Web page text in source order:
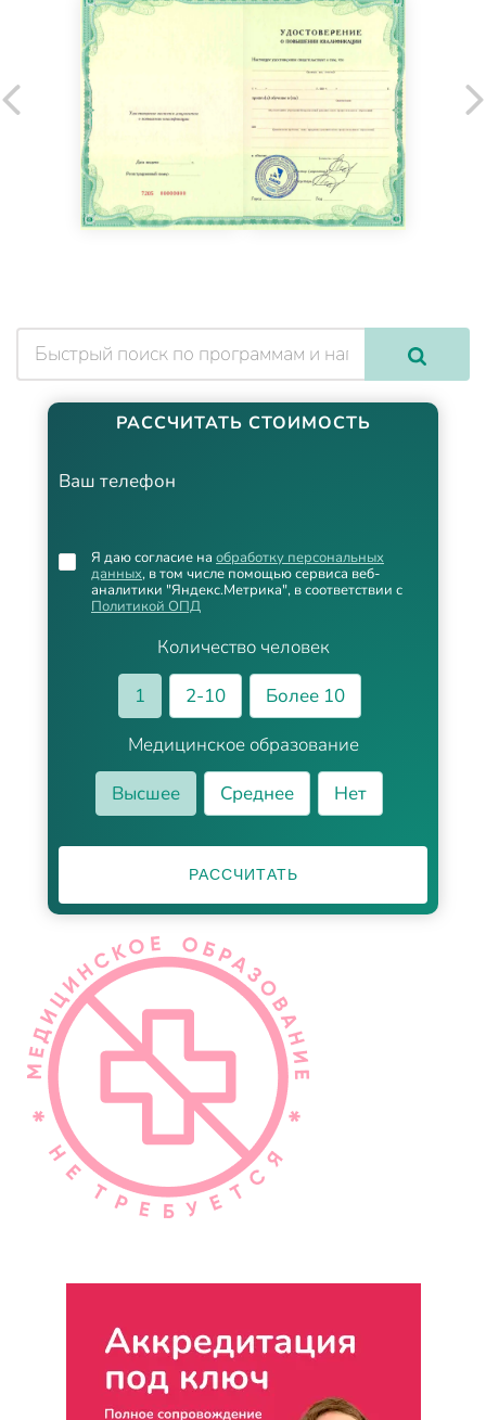
РАССЧИТАТЬ СТОИМОСТЬ
Ваш телефон
Количество человек
1
2-10
Более 10
Медицинское образование
Высшее
Среднее Нет
Я даю согласие на обработку персональных
данных, в том числе помощью сервиса веб-
аналитики "Яндекс.Метрика", в соответствии с
Политикой ОПД
РАССЧИТАТЬ